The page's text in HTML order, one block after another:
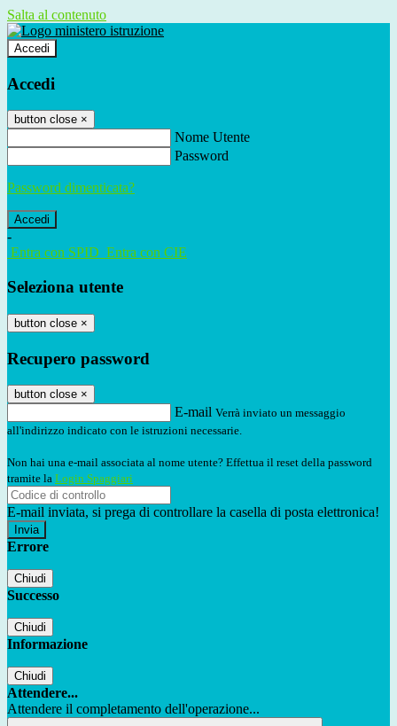
Salta al contenuto
Accedi
Accedi
button close ×
Nome Utente
Password
Password dimenticata?
-
Entra con SPID Entra con CIE
Seleziona utente
button close ×
Recupero password
button close ×
E-mail Verrà inviato un messaggio
all'indirizzo indicato con le istruzioni necessarie.
Non hai una e-mail associata al nome utente? Effettua il reset della password
tramite la Login Spaggiari
E-mail inviata, si prega di controllare la casella di posta elettronica!
Errore
Chiudi
Successo
Chiudi
Informazione
Chiudi
Attendere...
Attendere il completamento dell'operazione...